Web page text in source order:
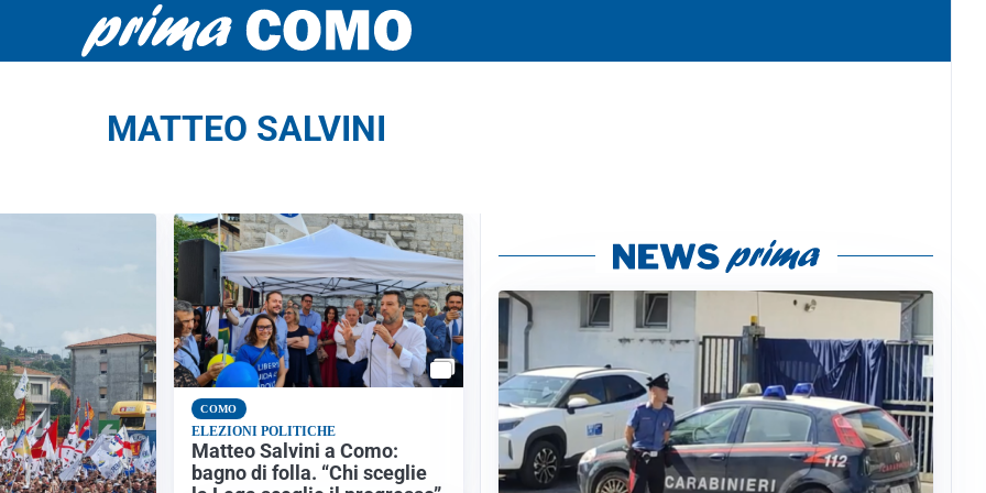
MATTEO SALVINI
COMO
ELEZIONI POLITICHE
Matteo Salvini a Como:
bagno di folla. “Chi sceglie